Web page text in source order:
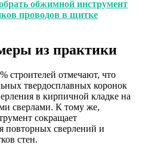
обжимной инструмент
проводов в щитке
из практики
строителей отмечают, что
твердосплавных коронок
в кирпичной кладке на
сверлами. К тому же,
сокращает
повторных сверлений и
стен.